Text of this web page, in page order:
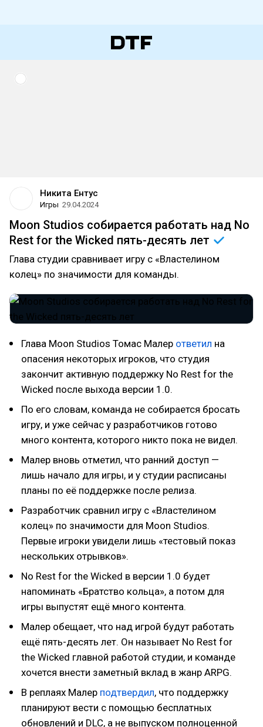
Никита Ентус
Игры 29.04.2024
Moon Studios собирается работать над No
Rest for the Wicked пять-десять лет
Глава студии сравнивает игру с «Властелином
колец» по значимости для команды.
Глава Moon Studios Томас Малер ответил на
опасения некоторых игроков, что студия
закончит активную поддержку No Rest for the
Wicked после выхода версии 1.0.
По его словам, команда не собирается бросать
игру, и уже сейчас у разработчиков готово
много контента, которого никто пока не видел.
Малер вновь отметил, что ранний доступ —
лишь начало для игры, и у студии расписаны
планы по её поддержке после релиза.
Разработчик сравнил игру с «Властелином
колец» по значимости для Moon Studios.
Первые игроки увидели лишь «тестовый показ
нескольких отрывков».
No Rest for the Wicked в версии 1.0 будет
напоминать «Братство кольца», а потом для
игры выпустят ещё много контента.
Малер обещает, что над игрой будут работать
ещё пять-десять лет. Он называет No Rest for
the Wicked главной работой студии, и команде
хочется внести заметный вклад в жанр ARPG.
В реплаях Малер подтвердил, что поддержку
планируют вести с помощью бесплатных
обновлений и DLC, а не выпуском полноценной